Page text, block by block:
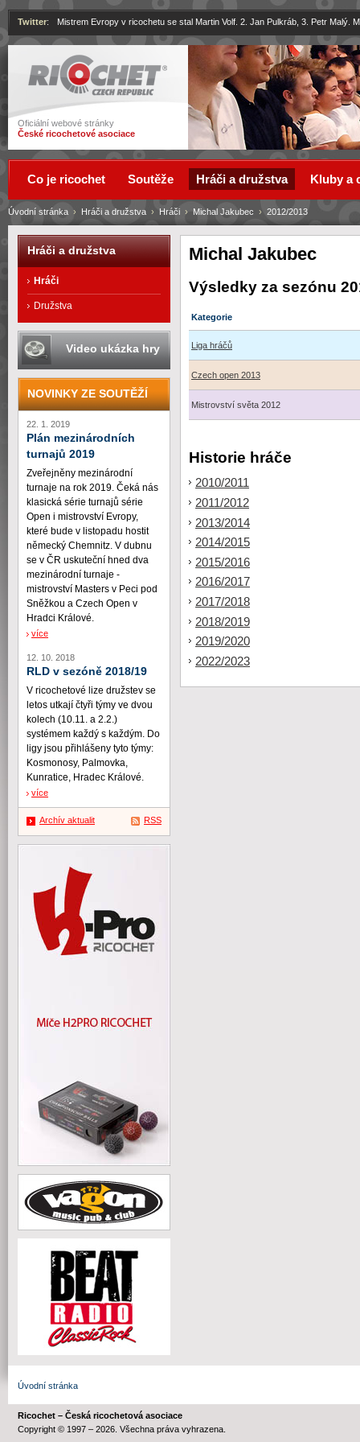
Ricochet
Oficiální webové stránky
České ricochetové asociace
Twitter: Mistrem Evropy v ricochetu se stal Martin Volf. 2. Jan Pulkráb, 3. Petr Malý.
Michal Jakubec
Výsledky za sezónu
Kategorie
Liga hráčů
Czech open 2013
Mistrovství světa 2012
Historie hráče
2010/2011
2011/2012
2013/2014
2014/2015
2015/2016
2016/2017
2017/2018
2018/2019
2019/2020
2022/2023
Úvodní stránka › Hráči a družstva › Hráči › Michal Jakubec › 2012/2013
Co je ricochet Soutěže Hráči a družstva Kluby a
Hráči a družstva
Hráči
Družstva
Video ukázka hry
NOVINKY ZE SOUTĚŽÍ
22. 1. 2019
Plán mezinárodních
turnajů 2019
Zveřejněny mezinárodní
turnaje na rok 2019. Čeká nás
klasická série turnajů série
Open i mistrovství Evropy,
které bude v listopadu hostit
německý Chemnitz. V dubnu
se v ČR uskuteční hned dva
mezinárodní turnaje -
mistrovství Masters v Peci pod
Sněžkou a Czech Open v
Hradci Králové.
více
12. 10. 2018
RLD v sezóně 2018/19
V ricochetové lize družstev se
letos utkají čtyři týmy ve dvou
kolech (10.11. a 2.2.)
systémem každý s každým. Do
ligy jsou přihlášeny tyto týmy:
Kosmonosy, Palmovka,
Kunratice, Hradec Králové.
více
Archív aktualit RSS
Úvodní stránka
Ricochet – Česká ricochetová asociace
Copyright © 1997 – 2026. Všechna práva vyhrazena.